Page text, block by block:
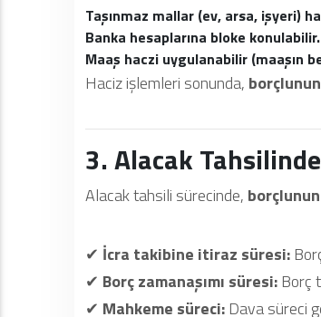
Taşınmaz mallar (ev, arsa, işyeri)
Banka hesaplarına bloke konulabilir.
Maaş haczi uygulanabilir (maaşın
Haciz işlemleri sonunda,
3. Alacak
Alacak tahsili sürecinde,
✔ İcra takibine itiraz süresi:
✔ Borç zamanaşımı süresi:Borç
✔ Mahkeme süreci:Dava süreci